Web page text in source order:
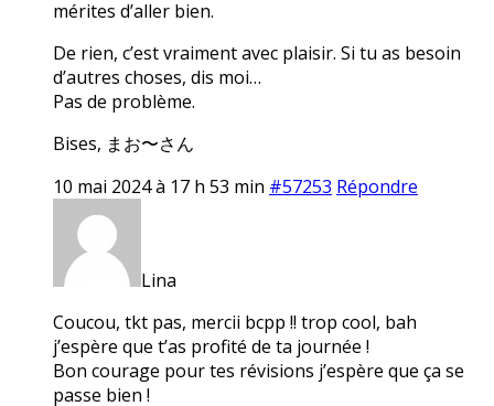
mérites d’aller bien.
De rien, c’est vraiment avec plaisir. Si tu as besoin
d’autres choses, dis moi…
Pas de problème.
Bises, まお〜さん
10 mai 2024 à 17 h 53 min #57253 Répondre
Lina
Coucou, tkt pas, mercii bcpp !! trop cool, bah
j’espère que t’as profité de ta journée !
Bon courage pour tes révisions j’espère que ça se
passe bien !